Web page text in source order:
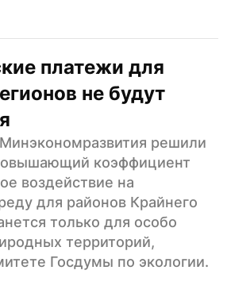
платежи для
не будут
решили
коэффициент
воздействие на
для районов Крайнего
только для особо
территорий,
Госдумы по экологии.